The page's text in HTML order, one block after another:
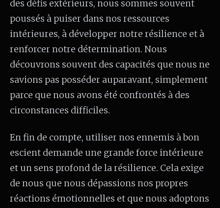
des défis extérieurs, nous sommes souvent
poussés à puiser dans nos ressources
intérieures, à développer notre résilience et à
renforcer notre détermination. Nous
découvrons souvent des capacités que nous ne
savions pas posséder auparavant, simplement
parce que nous avons été confrontés à des
circonstances difficiles.
En fin de compte, utiliser nos ennemis à bon
escient demande une grande force intérieure
et un sens profond de la résilience. Cela exige
de nous que nous dépassions nos propres
réactions émotionnelles et que nous adoptons